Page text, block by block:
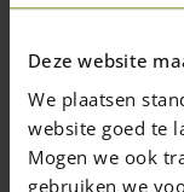
Deze website
We plaatsen
website goed te
Mogen we ook
gebruiken we
Post &
Bereken